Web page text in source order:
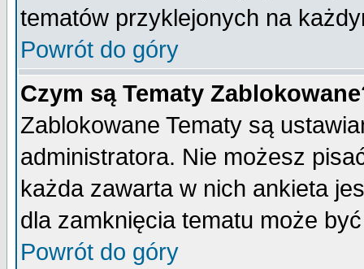
tematów przyklejonych na
Powrót do góry
Czym są Tematy
Zablokowane Tematy są
administratora. Nie możesz
każda zawarta w nich ankieta
dla zamknięcia tematu może
Powrót do góry